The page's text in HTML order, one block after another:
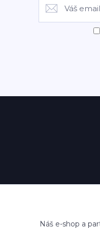
Náš e-shop a